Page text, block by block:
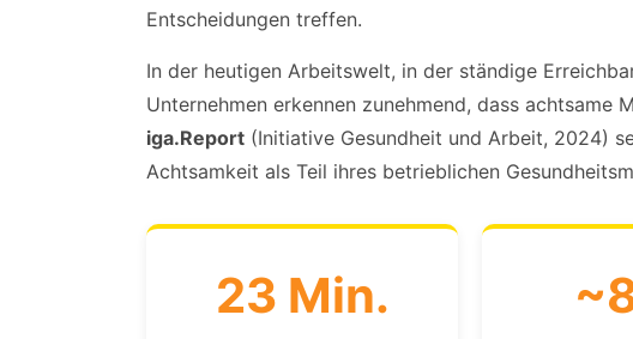
Entscheidungen treffen.
In der heutigen Arbeitswelt, in der ständige
Unternehmen erkennen zunehmend, dass
iga.Report (Initiative Gesundheit und Arbeit, 2024)
Achtsamkeit als Teil ihres betrieblichen
23 Min.